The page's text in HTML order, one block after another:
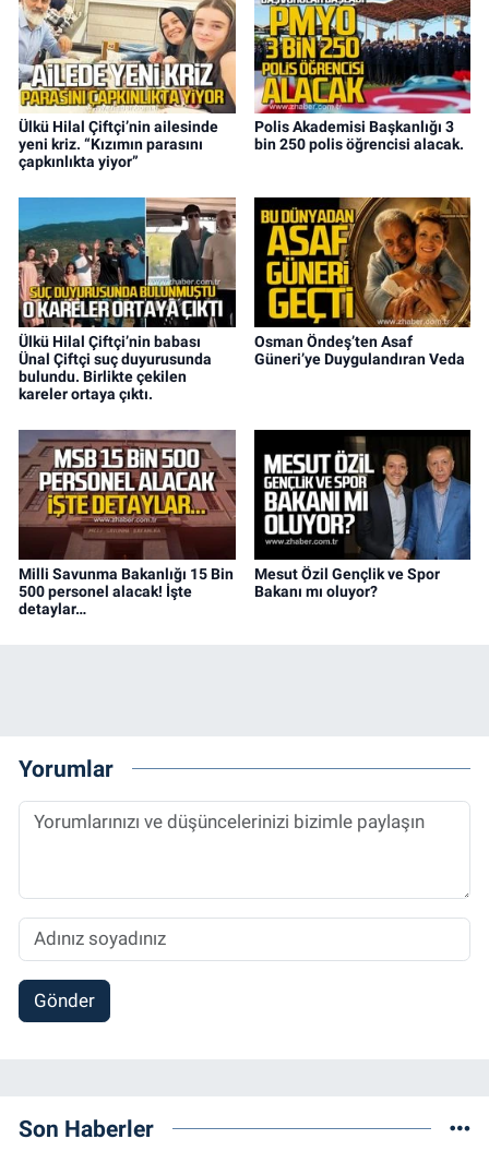
Ülkü Hilal Çiftçi’nin ailesinde
yeni kriz. “Kızımın parasını
çapkınlıkta yiyor”
Polis Akademisi Başkanlığı 3
bin 250 polis öğrencisi alacak.
Ülkü Hilal Çiftçi’nin babası
Ünal Çiftçi suç duyurusunda
bulundu. Birlikte çekilen
kareler ortaya çıktı.
Osman Öndeş’ten Asaf
Güneri’ye Duygulandıran Veda
Milli Savunma Bakanlığı 15 Bin
500 personel alacak! İşte
detaylar…
Mesut Özil Gençlik ve Spor
Bakanı mı oluyor?
Yorumlar
Gönder
Son Haberler